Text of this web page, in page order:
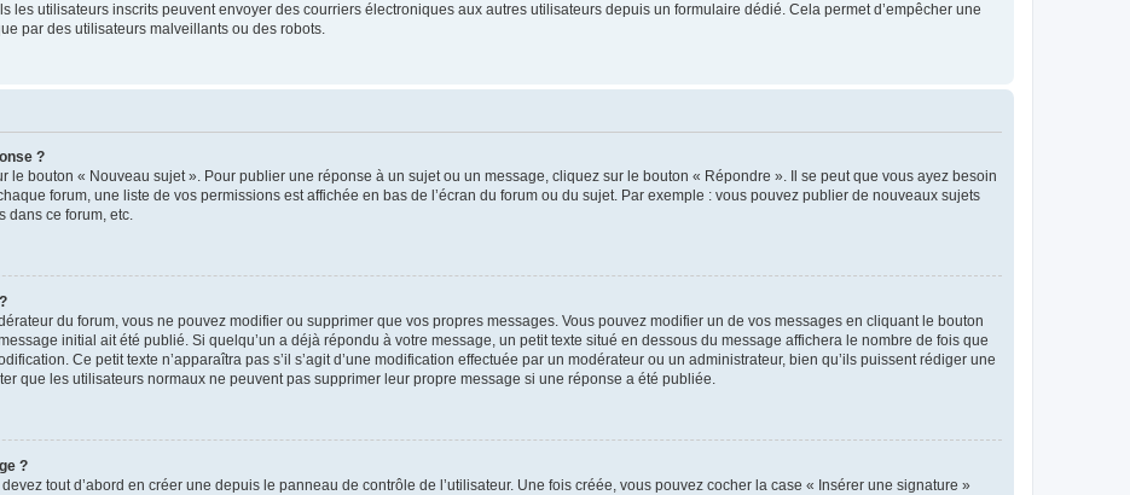
les utilisateurs inscrits peuvent envoyer des courriers électroniques aux autres utilisateurs depuis un formulaire dédié. Cela permet d’empêcher une
par des utilisateurs malveillants ou des robots.
?
le bouton « Nouveau sujet ». Pour publier une réponse à un sujet ou un message, cliquez sur le bouton « Répondre ». Il se peut que vous ayez besoin
forum, une liste de vos permissions est affichée en bas de l’écran du forum ou du sujet. Par exemple : vous pouvez publier de nouveaux sujets
dans ce forum, etc.
du forum, vous ne pouvez modifier ou supprimer que vos propres messages. Vous pouvez modifier un de vos messages en cliquant le bouton
initial ait été publié. Si quelqu’un a déjà répondu à votre message, un petit texte situé en dessous du message affichera le nombre de fois que
Ce petit texte n’apparaîtra pas s’il s’agit d’une modification effectuée par un modérateur ou un administrateur, bien qu’ils puissent rédiger une
que les utilisateurs normaux ne peuvent pas supprimer leur propre message si une réponse a été publiée.
?
tout d’abord en créer une depuis le panneau de contrôle de l’utilisateur. Une fois créée, vous pouvez cocher la case « Insérer une signature »